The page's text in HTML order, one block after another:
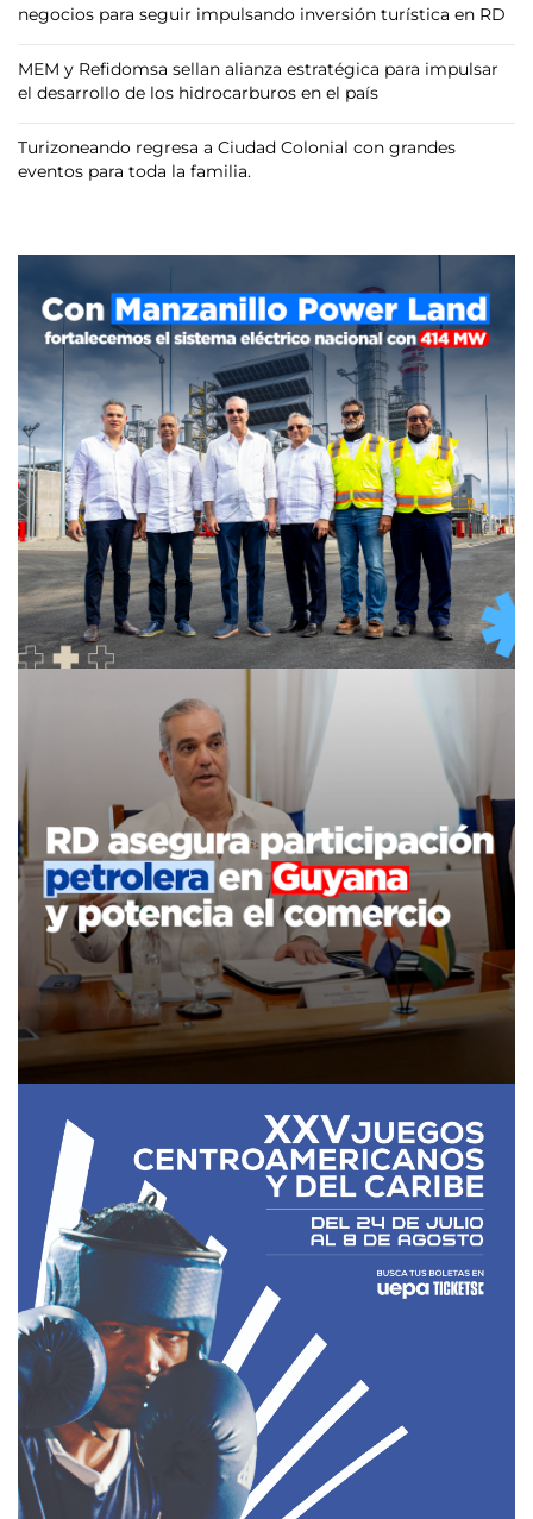
negocios para seguir impulsando inversión turística en RD
MEM y Refidomsa sellan alianza estratégica para impulsar
el desarrollo de los hidrocarburos en el país
Turizoneando regresa a Ciudad Colonial con grandes
eventos para toda la familia.